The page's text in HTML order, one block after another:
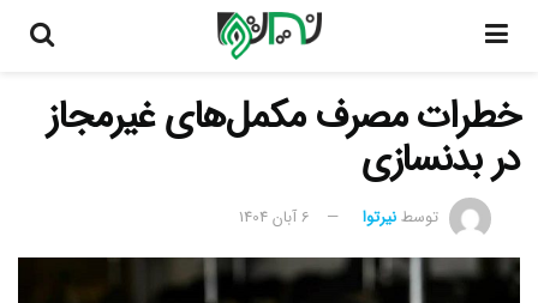
خطرات مصرف مکمل‌های غیرمجاز
در بدنسازی
توسطنیرتوا 6 آبان 1404